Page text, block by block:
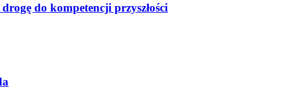
do kompetencji przyszłości